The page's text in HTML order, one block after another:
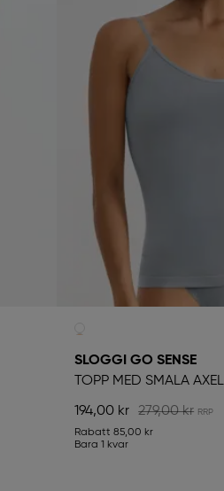
SLOGGI GO SENSE
TOPP MED SMALA
194,00 kr 279,00 kr
Rabatt85,00 kr
Bara 1 kvar